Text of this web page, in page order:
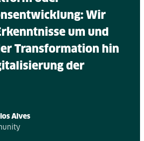
Wir
um und
Transformation hin
der
Alves